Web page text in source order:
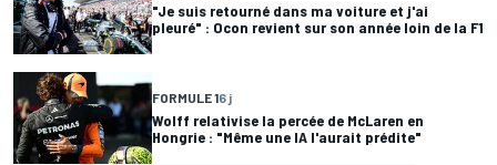
"Je suis retourné dans ma voiture et j'ai
pleuré" : Ocon revient sur son année loin de la F1
FORMULE 16 j
Wolff relativise la percée de McLaren en
Hongrie : "Même une IA l'aurait prédite"